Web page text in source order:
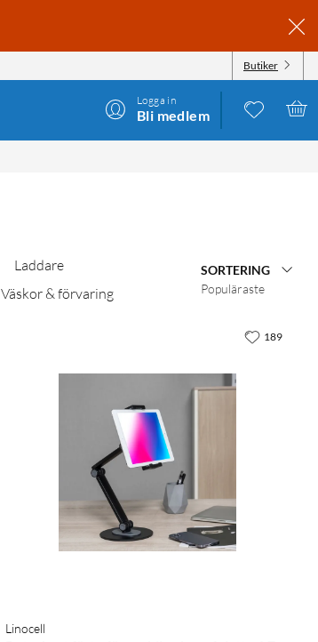
Butiker
Logga in
Bli medlem
Laddare
Väskor & förvaring
SORTERING
Populäraste
Linocell
189